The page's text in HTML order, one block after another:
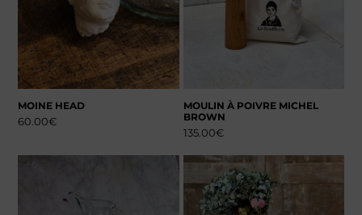
MOINE HEAD
60.00€
MOULIN À POIVRE MICHEL
BROWN
135.00€